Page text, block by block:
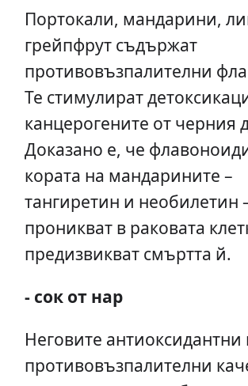
Портокали, мандарини,
грейпфрут съдържат
противовъзпалителни
Те стимулират
канцерогените от черния
Доказано е, че
кората на мандарините –
тангиретин и необилетин
проникват в раковата
предизвикват смъртта й.
- сок от нар
Неговите антиоксидантни
противовъзпалителни